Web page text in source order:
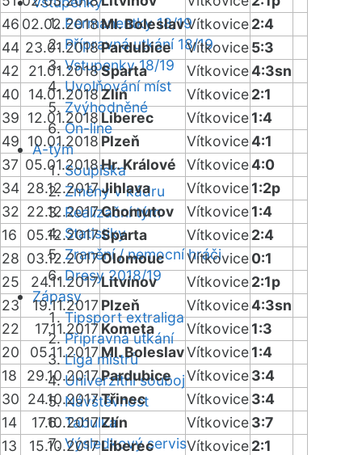
Permanentky 18/19
Přípravná utkání 18/19
Vstupenky 18/19
Uvolňování míst
Zvýhodněné
On-line
A-tým
Soupiska
Změny v kádru
Realizační tým
Statistiky
Zranění / nemocní hráči
Dresy 2018/19
Zápasy
Tipsport extraliga
Přípravná utkání
Liga mistrů
Univerzitní souboj
Návštěvnost
Tabulka
Výsledkový servis
46 02.02.2018Ml. BoleslavVítkovice2:4
44 23.01.2018Pardubice Vítkovice5:3
42
21.01.2018Sparta Vítkovice4:3sn
40
14.01.2018Zlín Vítkovice2:1
39 12.01.2018Liberec Vítkovice1:4
49 10.01.2018 Plzeň Vítkovice4:1
37 05.01.2018Hr. Králové Vítkovice4:0
34 28.12.2017Jihlava Vítkovice1:2p
32 22.12.2017Chomutov Vítkovice1:4
16
05.12.2017Sparta Vítkovice2:4
28 03.12.2017Olomouc Vítkovice0:1
25
24.11.2017Litvínov Vítkovice2:1p
23
19.11.2017 Plzeň Vítkovice4:3sn
22
17.11.2017 Kometa Vítkovice1:3
20
05.11.2017 Ml. BoleslavVítkovice1:4
18
29.10.2017Pardubice Vítkovice3:4
30 24.10.2017Třinec Vítkovice3:4
14
17.10.2017 Zlín Vítkovice3:7
13
15.10.2017Liberec Vítkovice2:1